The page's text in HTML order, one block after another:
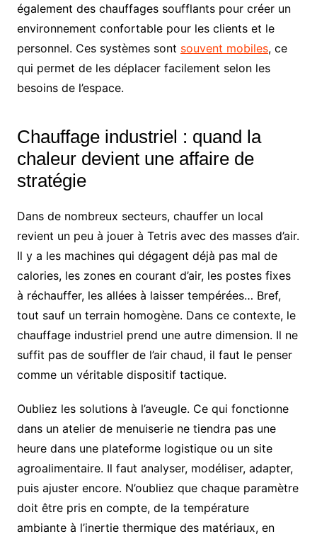
également des chauffages soufflants pour créer un
environnement confortable pour les clients et le
personnel. Ces systèmes sont souvent mobiles, ce
qui permet de les déplacer facilement selon les
besoins de l’espace.
Chauffage industriel : quand la
chaleur devient une affaire de
stratégie
Dans de nombreux secteurs, chauffer un local
revient un peu à jouer à Tetris avec des masses d’air.
Il y a les machines qui dégagent déjà pas mal de
calories, les zones en courant d’air, les postes fixes
à réchauffer, les allées à laisser tempérées… Bref,
tout sauf un terrain homogène. Dans ce contexte, le
chauffage industriel prend une autre dimension. Il ne
suffit pas de souffler de l’air chaud, il faut le penser
comme un véritable dispositif tactique.
Oubliez les solutions à l’aveugle. Ce qui fonctionne
dans un atelier de menuiserie ne tiendra pas une
heure dans une plateforme logistique ou un site
agroalimentaire. Il faut analyser, modéliser, adapter,
puis ajuster encore. N’oubliez que chaque paramètre
doit être pris en compte, de la température
ambiante à l’inertie thermique des matériaux, en